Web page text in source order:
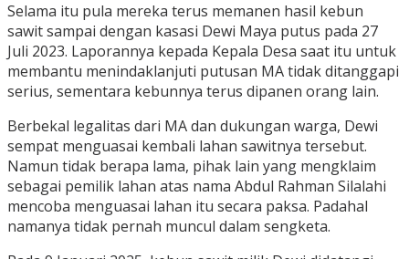
Selama itu pula mereka terus memanen hasil kebun
sawit sampai dengan kasasi Dewi Maya putus pada 27
Juli 2023. Laporannya kepada Kepala Desa saat itu untuk
membantu menindaklanjuti putusan MA tidak ditanggapi
serius, sementara kebunnya terus dipanen orang lain.
Berbekal legalitas dari MA dan dukungan warga, Dewi
sempat menguasai kembali lahan sawitnya tersebut.
Namun tidak berapa lama, pihak lain yang mengklaim
sebagai pemilik lahan atas nama Abdul Rahman Silalahi
mencoba menguasai lahan itu secara paksa. Padahal
namanya tidak pernah muncul dalam sengketa.